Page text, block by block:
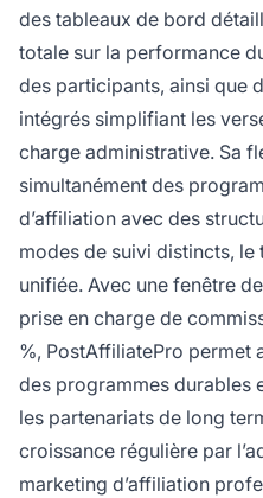
des tableaux de bord
totale sur la performance
des participants, ainsi que
intégrés simplifiant les
charge administrative. Sa
simultanément des
d’affiliation avec des
modes de suivi distincts,
unifiée. Avec une fenêtre
prise en charge de
%, PostAffiliatePro permet
des programmes durables
les partenariats de long
croissance régulière par
marketing d’affiliation